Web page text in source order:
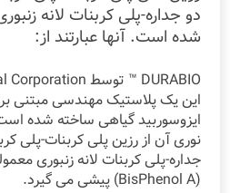
دو جداره-پلی کربنات لانه
شده است. آنها عبارتند از:
این یک پلاستیک مهندسی مبتنی
ایزوسوربید گیاهی ساخته شده
نوری آن از رزین پلی کربنات-پلی
(BisPhenol A) پیشی می گیرد.